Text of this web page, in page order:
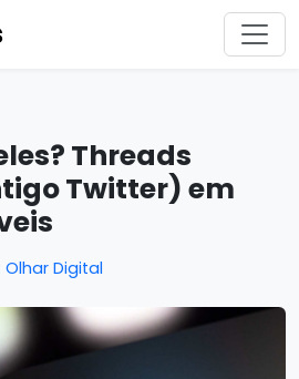
Threads
Twitter) em
Olhar Digital